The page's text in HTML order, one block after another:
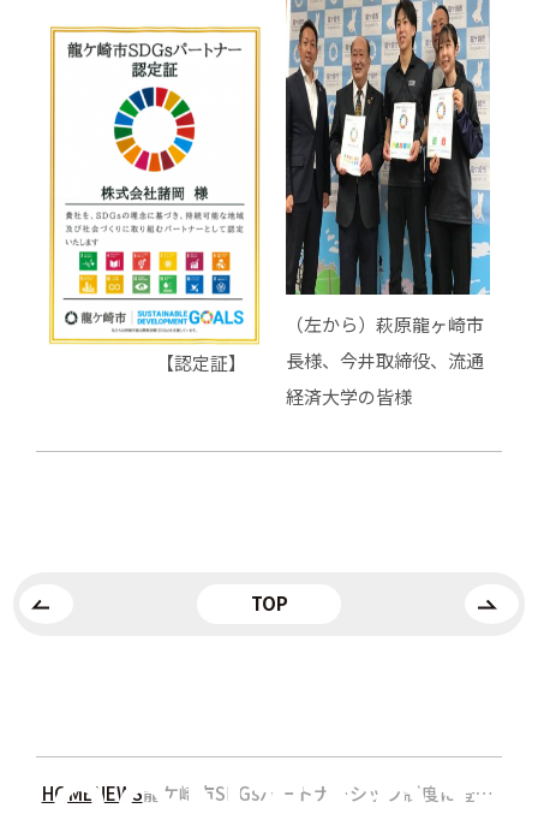
【認定証】
（左から）萩原龍ヶ崎市
長様、今井取締役、流通
経済大学の皆様
TOP
HOMENEWS 龍ケ崎市SDGsパートナーシップ制度に登録認定